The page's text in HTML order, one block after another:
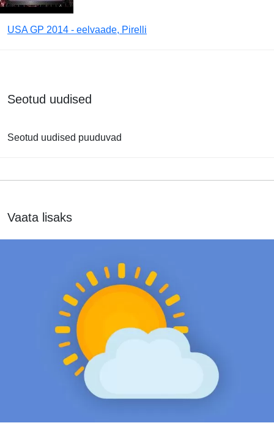
USA GP 2014 - eelvaade, Pirelli
Seotud uudised
Seotud uudised puuduvad
Vaata lisaks